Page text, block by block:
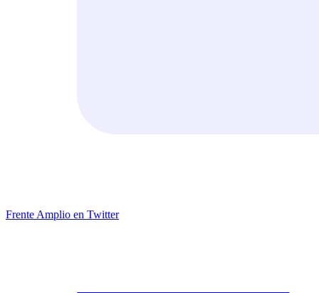
Frente Amplio en Twitter